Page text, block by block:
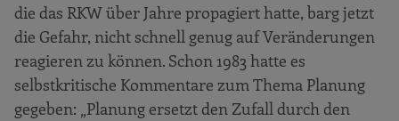
die das RKW über Jahre propagiert hatte, barg jetzt
die Gefahr, nicht schnell genug auf Veränderungen
reagieren zu können. Schon 1983 hatte es
selbstkritische Kommentare zum Thema Planung
gegeben: „Planung ersetzt den Zufall durch den